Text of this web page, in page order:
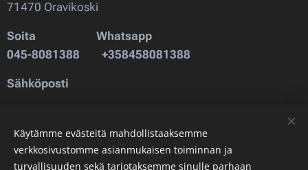
71470 Oravikoski
Soita Whatsapp
045-8081388
+358458081388
Sähköposti
Käytämme evästeitä mahdollistaaksemme
verkkosivustomme asianmukaisen toiminnan ja
turvallisuuden sekä tarjotaksemme sinulle parhaan